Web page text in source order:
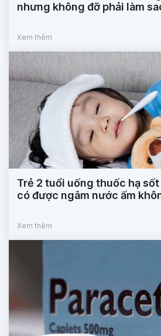
nhưng không đỡ phải làm
Xem thêm
Trẻ 2 tuổi uống thuốc hạ
có được ngâm nước ấm
Xem thêm